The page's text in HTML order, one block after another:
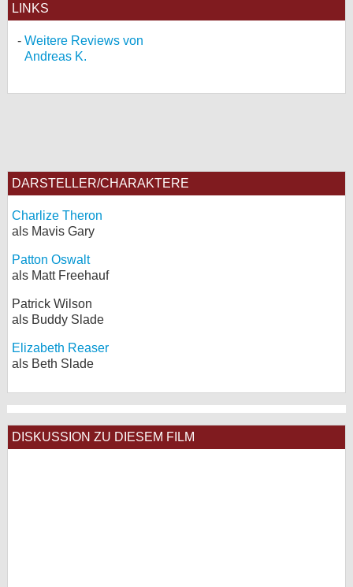
LINKS
Weitere Reviews von
Andreas K.
DARSTELLER/CHARAKTERE
Charlize Theron
als Mavis Gary
Patton Oswalt
als Matt Freehauf
Patrick Wilson
als Buddy Slade
Elizabeth Reaser
als Beth Slade
DISKUSSION ZU DIESEM FILM